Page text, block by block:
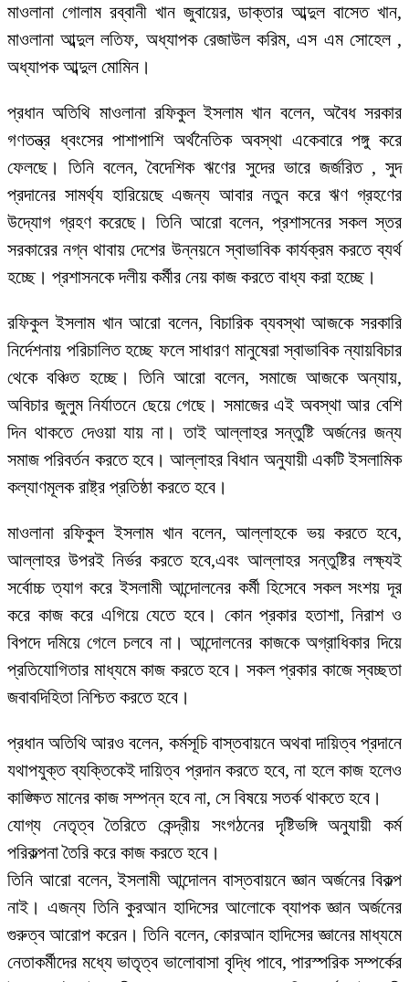
মাওলানা গোলাম রব্বানী খান জুবায়ের, ডাক্তার আব্দুল বাসেত খান,
মাওলানা আব্দুল লতিফ, অধ্যাপক রেজাউল করিম, এস‌ এম সোহেল ,
অধ্যাপক আব্দুল মোমিন।
প্রধান অতিথি মাওলানা রফিকুল ইসলাম খান বলেন, অবৈধ সরকার
গণতন্ত্র ধ্বংসের পাশাপাশি অর্থনৈতিক অবস্থা একেবারে পঙ্গু করে
ফেলছে। তিনি বলেন, বৈদেশিক ঋণের সুদের ভারে জর্জরিত , সুদ
প্রদানের সামর্থ্য হারিয়েছে এজন্য আবার নতুন করে ঋণ গ্রহণের
উদ্যোগ গ্রহণ করেছে। তিনি আরো বলেন, প্রশাসনের সকল স্তর
সরকারের নগ্ন থাবায় দেশের উন্নয়নে স্বাভাবিক কার্যক্রম করতে ব্যর্থ
হচ্ছে। প্রশাসনকে দলীয় কর্মীর নেয় কাজ করতে বাধ্য করা হচ্ছে।
রফিকুল ইসলাম খান আরো বলেন, বিচারিক ব্যবস্থা আজকে সরকারি
নির্দেশনায় পরিচালিত হচ্ছে ফলে সাধারণ মানুষেরা স্বাভাবিক ন্যায়বিচার
থেকে বঞ্চিত হচ্ছে। তিনি আরো বলেন, সমাজে আজকে অন্যায়,
অবিচার জুলুম নির্যাতনে ছেয়ে গেছে। সমাজের এই অবস্থা আর বেশি
দিন থাকতে দেওয়া যায় না। তাই আল্লাহর সন্তুষ্টি অর্জনের জন্য
সমাজ পরিবর্তন করতে হবে। আল্লাহর বিধান অনুযায়ী একটি ইসলামিক
কল্যাণমূলক রাষ্ট্র প্রতিষ্ঠা করতে হবে।
মাওলানা রফিকুল ইসলাম খান বলেন, আল্লাহকে ভয় করতে হবে,
আল্লাহর উপরই নির্ভর করতে হবে,এবং আল্লাহর সন্তুষ্টির লক্ষ্যই
সর্বোচ্চ ত্যাগ করে ইসলামী আন্দোলনের কর্মী হিসেবে সকল সংশয় দূর
করে কাজ করে এগিয়ে যেতে হবে। কোন প্রকার হতাশা, নিরাশ ও
বিপদে দমিয়ে গেলে চলবে না। আন্দোলনের কাজকে অগ্রাধিকার দিয়ে
প্রতিযোগিতার মাধ্যমে কাজ করতে হবে। সকল প্রকার কাজে স্বচ্ছতা
জবাবদিহিতা নিশ্চিত করতে হবে।
প্রধান অতিথি আরও বলেন, কর্মসূচি বাস্তবায়নে অথবা দায়িত্ব প্রদানে
যথাপযুক্ত ব্যক্তিকেই দায়িত্ব প্রদান করতে হবে, না হলে কাজ হলেও
কাঙ্ক্ষিত মানের কাজ সম্পন্ন হবে না, সে বিষয়ে সতর্ক থাকতে হবে।
যোগ্য নেতৃত্ব তৈরিতে কেন্দ্রীয় সংগঠনের দৃষ্টিভঙ্গি অনুযায়ী কর্ম
পরিকল্পনা তৈরি করে কাজ করতে হবে।
তিনি আরো বলেন, ইসলামী আন্দোলন বাস্তবায়নে জ্ঞান অর্জনের বিকল্প
নাই। এজন্য তিনি কুরআন হাদিসের আলোকে ব্যাপক জ্ঞান অর্জনের
গুরুত্ব আরোপ করেন। তিনি বলেন, কোরআন হাদিসের জ্ঞানের মাধ্যমে
নেতাকর্মীদের মধ্যে ভাতৃত্ব ভালোবাসা বৃদ্ধি পাবে, পারস্পরিক সম্পর্কের